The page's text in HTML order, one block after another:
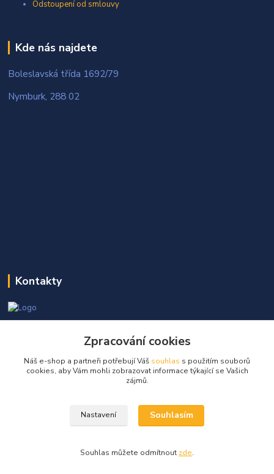
Odstoupení od smlouvy
Kde nás najdete
Boleslavská třída 1692/79
Nymburk, 288 02
Kontakty
+420 605 298 968
info@globalelektro.cz
Zpracování cookies
Náš e-shop a partneři potřebují Váš souhlas s použitím souborů
cookies, aby Vám mohli zobrazovat informace týkající se Vašich
zájmů.
Nastavení Souhlasím
Souhlas můžete odmítnout zde.